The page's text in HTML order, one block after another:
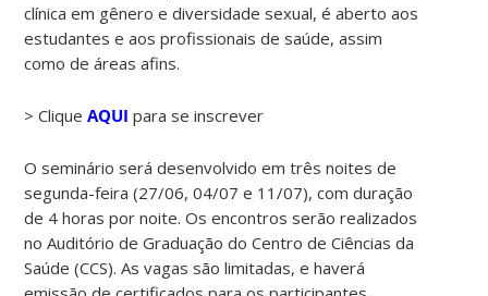
clínica em gênero e diversidade sexual, é aberto aos
estudantes e aos profissionais de saúde, assim
como de áreas afins.
> CliqueAQUI para se inscrever
O seminário será desenvolvido em três noites de
segunda-feira (27/06, 04/07 e 11/07), com duração
de 4 horas por noite. Os encontros serão realizados
no Auditório de Graduação do Centro de Ciências da
Saúde (CCS). As vagas são limitadas, e haverá